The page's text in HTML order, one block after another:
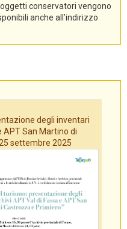
conservatori vengono
anche all’indirizzo
degli inventari
APT San Martino di
settembre 2025